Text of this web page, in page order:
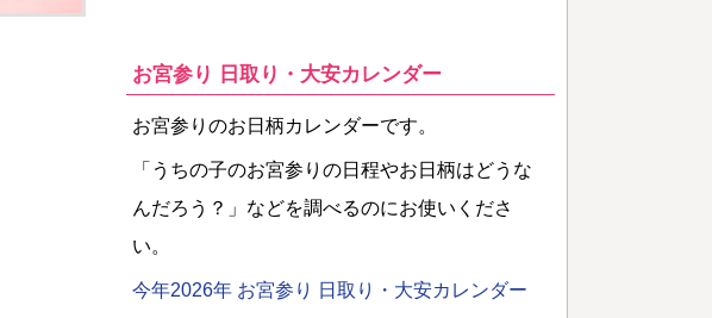
お宮参り 日取り・大安カレンダー
お宮参りのお日柄カレンダーです。
「うちの子のお宮参りの日程やお日柄はどうな
んだろう？」などを調べるのにお使いくださ
い。
今年2026年 お宮参り 日取り・大安カレンダー